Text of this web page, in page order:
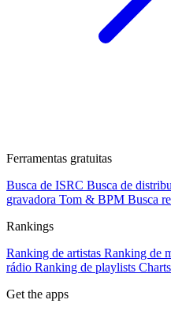
Ferramentas gratuitas
Busca de ISRC Busca de
gravadora Tom & BPM Busca
Rankings
Ranking de artistas Ranking de
rádio Ranking de playlists Charts
Get the apps